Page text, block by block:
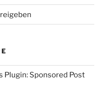
Plugin: Sponsored Post